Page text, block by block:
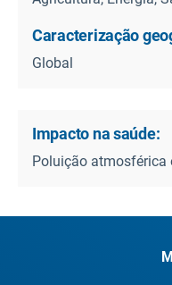
Caracterização
Global
Impacto na saúde:
Poluição atmosférica